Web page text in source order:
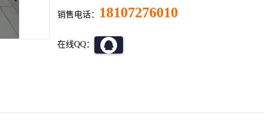
销售电话： 18107276010
在线QQ：